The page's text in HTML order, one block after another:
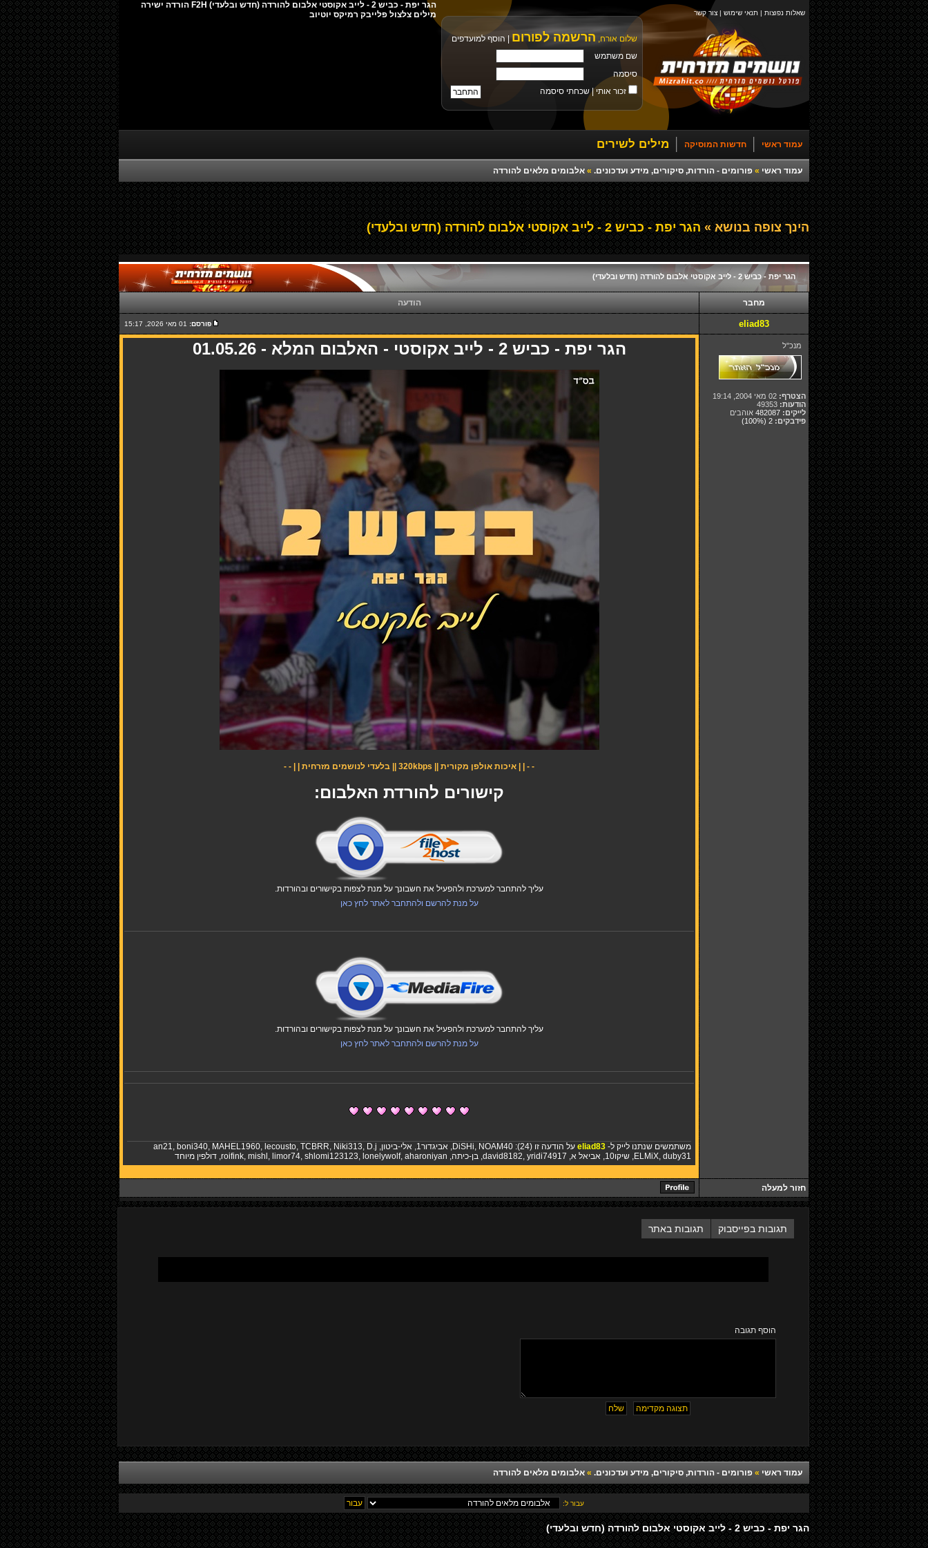
שאלות נפוצות | תנאי שימוש | צור קשר
שלום אורח, הרשמה לפורום
הוסף למועדפים
שם משתמש
סיסמה
זכור אותי |שכחתי סיסמה
הגר יפת - כביש 2 - לייב אקוסטי אלבום להורדה (חדש ובלעדי) F2H הורדה ישירה
מילים צלצול פלייבק רמיקס יוטיוב
עמוד ראשי חדשות המוסיקה מילים לשירים
עמוד ראשי » פורומים - הורדות, סיקורים, מידע ועדכונים. » אלבומים מלאים להורדה
הינך צופה בנושא » הגר יפת - כביש 2 - לייב אקוסטי אלבום להורדה (חדש ובלעדי)
הגר יפת - כביש 2 - לייב אקוסטי אלבום להורדה (חדש ובלעדי)
מחבר הודעה
eliad83 פורסם:
מנכ"ל
הצטרף:
הודעות:
לייקים: 482087 אוהבים
פידבקים: 2
(100%)
הגר יפת - כביש 2 - לייב אקוסטי - האלבום המלא - 01.05.26
- - | | איכות אולפן מקורית || 320kbps || בלעדי לנושמים מזרחית | | - -
קישורים להורדת האלבום:
עליך להתחבר למערכת ולהפעיל את חשבונך על מנת לצפות בקישורים ובהורדות.
על מנת להרשם ולהתחבר לאתר לחץ כאן
עליך להתחבר למערכת ולהפעיל את חשבונך על מנת לצפות בקישורים ובהורדות.
על מנת להרשם ולהתחבר לאתר לחץ כאן
משתמשים שנתנו לייק ל- eliad83 על הודעה זו (24): DiSHi, NOAM40
, אביגדור1 , אלי-ביטון,
an21, boni340, MAHEL1960, lecousto, TCBRR, Niki313, D.j
ELMiX, duby31
, שיקו10 , אביאל א,
david8182, yridi74917
, בן-כיתה,
roifink, mishl , limor74, shlomi123123, lonelywolf, aharoniyan
, דולפין מיוחד
חזור למעלה
תגובות בפייסבוק תגובות באתר
הוסף תגובה
עמוד ראשי » פורומים - הורדות, סיקורים, מידע ועדכונים. » אלבומים מלאים להורדה
עבור ל:
הגר יפת - כביש 2 - לייב אקוסטי אלבום להורדה (חדש ובלעדי)